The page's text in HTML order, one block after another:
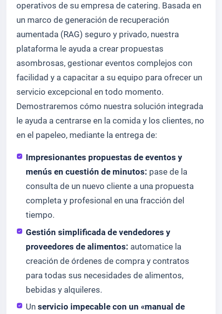
operativos de su empresa de catering. Basada en
un marco de generación de recuperación
aumentada (RAG) seguro y privado, nuestra
plataforma le ayuda a crear propuestas
asombrosas, gestionar eventos complejos con
facilidad y a capacitar a su equipo para ofrecer un
servicio excepcional en todo momento.
Demostraremos cómo nuestra solución integrada
le ayuda a centrarse en la comida y los clientes, no
en el papeleo, mediante la entrega de:
Impresionantes propuestas de eventos y
menús en cuestión de minutos: pase de la
consulta de un nuevo cliente a una propuesta
completa y profesional en una fracción del
tiempo.
Gestión simplificada de vendedores y
proveedores de alimentos: automatice la
creación de órdenes de compra y contratos
para todas sus necesidades de alimentos,
bebidas y alquileres.
Unservicio impecable con un «manual de